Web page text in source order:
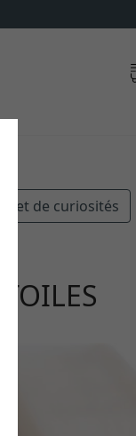
de curiosités